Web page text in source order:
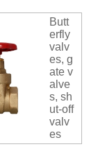
Butt
erfly
valv
es, g
ate v
alve
s, sh
ut-off
valv
es